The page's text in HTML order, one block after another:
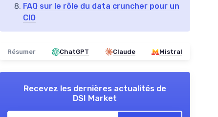
FAQ sur le rôle du data cruncher pour un
CIO
Résumer ChatGPT Claude Mistral
Recevez les dernières actualités de
DSI Market